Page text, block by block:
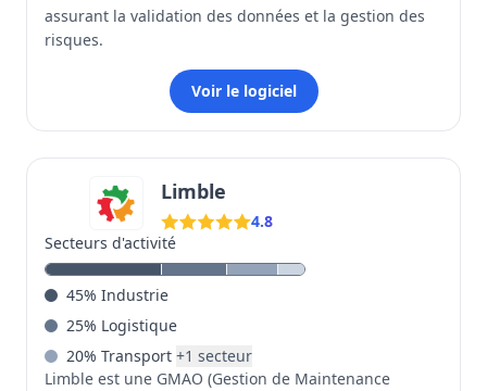
assurant la validation des données et la gestion des
risques.
Voir le logiciel
Limble
4.8
Secteurs d'activité
45% Industrie
25% Logistique
20% Transport +1 secteur
Limble est une GMAO (Gestion de Maintenance